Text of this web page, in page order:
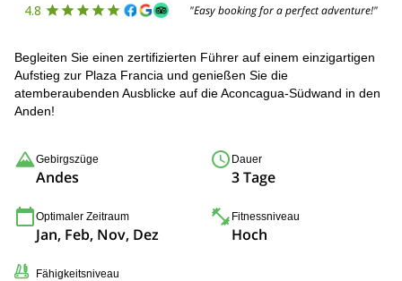
4.8 "Easy booking for a perfect adventure!"
Begleiten Sie einen zertifizierten Führer auf einem einzigartigen
Aufstieg zur Plaza Francia und genießen Sie die
atemberaubenden Ausblicke auf die Aconcagua-Südwand in den
Anden!
Gebirgszüge
Andes
Dauer
3 Tage
Optimaler Zeitraum
Jan, Feb, Nov, Dez
Fitnessniveau
Hoch
Fähigkeitsniveau